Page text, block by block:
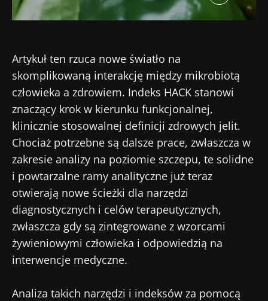
Artykuł ten rzuca nowe światło na
skomplikowaną interakcję między mikrobiotą
człowieka a zdrowiem. Indeks HACK stanowi
znaczący krok w kierunku funkcjonalnej,
klinicznie stosowalnej definicji zdrowych jelit.
Chociaż potrzebne są dalsze prace, zwłaszcza w
zakresie analizy na poziomie szczepu, te solidne
i powtarzalne ramy analityczne już teraz
otwierają nowe ścieżki dla narzędzi
diagnostycznych i celów terapeutycznych,
zwłaszcza gdy są zintegrowane z wzorcami
żywieniowymi człowieka i odpowiedzią na
interwencje medyczne.
Analiza takich narzędzi i indeksów za pomocą